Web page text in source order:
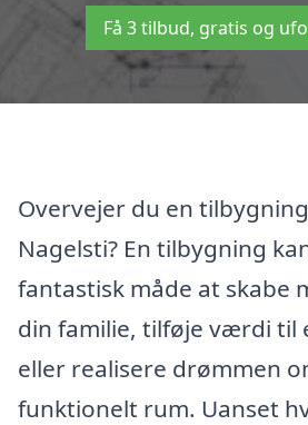
Få 3 tilbud, gratis og
Overvejer du en
Nagelsti? En tilbygning
fantastisk måde at skabe
din familie, tilføje værdi til
eller realisere drømmen
funktionelt rum. Uanset